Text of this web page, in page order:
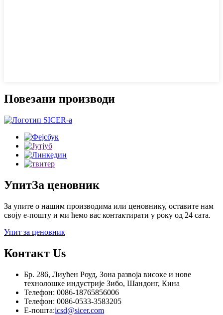
Повезани производи
УпитЗа ценовник
За упите о нашим производима или ценовнику, оставите нам
своју е-пошту и ми ћемо вас контактирати у року од 24 сата.
Упит за ценовник
Контакт Us
Бр. 286, Лиућен Роуд, Зона развоја високе и нове
технолошке индустрије Зибо, Шандонг, Кина
Телефон: 0086-18765856006
Телефон: 0086-0533-3583205
Е-пошта:icsd@sicer.com